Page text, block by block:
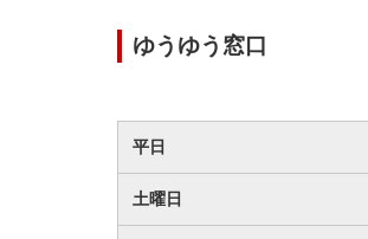
ゆうゆう窓口
平日
土曜日